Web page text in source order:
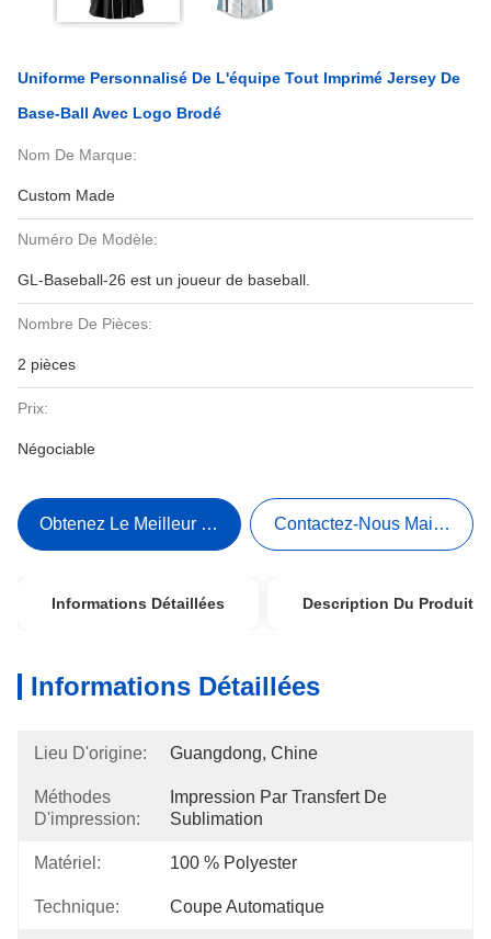
Uniforme Personnalisé De L'équipe Tout Imprimé Jersey De
Base-Ball Avec Logo Brodé
Nom De Marque:
Custom Made
Numéro De Modèle:
GL-Baseball-26 est un joueur de baseball.
Nombre De Pièces:
2 pièces
Prix:
Négociable
Obtenez Le Meilleur Prix Contactez-Nous Maintenant
Informations Détaillées Description Du Produit
Informations Détaillées
Lieu D'origine: Guangdong, Chine
Méthodes
D'impression:
Impression Par Transfert De
Sublimation
Matériel: 100 % Polyester
Technique: Coupe Automatique